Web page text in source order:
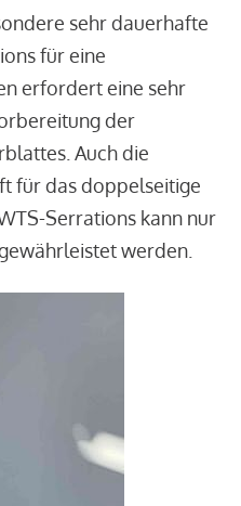
sehr dauerhafte
für eine
erfordert eine sehr
der
Auch die
für das doppelseitige
Serrations kann nur
werden.